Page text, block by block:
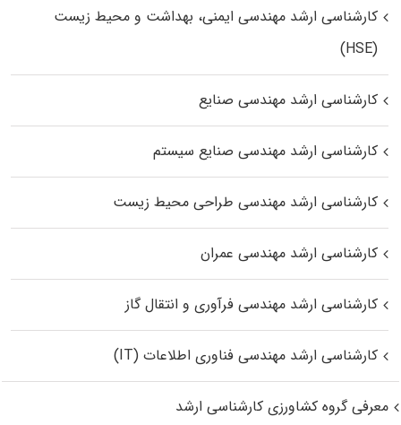
کارشناسی ارشد مهندسی ایمنی، بهداشت و محیط زیست
(HSE)
کارشناسی ارشد مهندسی صنایع
کارشناسی ارشد مهندسی صنایع سیستم
کارشناسی ارشد مهندسی طراحی محیط زیست
کارشناسی ارشد مهندسی عمران
کارشناسی ارشد مهندسی فرآوری و انتقال گاز
کارشناسی ارشد مهندسی فناوری اطلاعات (IT)
معرفی گروه کشاورزی کارشناسی ارشد